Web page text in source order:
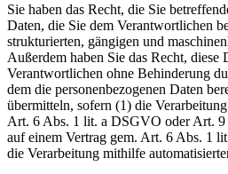
Sie haben das Recht, die Sie
Daten, die Sie dem Verantwortlichen
strukturierten, gängigen und
Außerdem haben Sie das Recht, diese
Verantwortlichen ohne Behinderung
dem die personenbezogenen Daten
übermitteln, sofern (1) die
Art. 6 Abs. 1 lit. a DSGVO oder Art.
auf einem Vertrag gem. Art. 6 Abs. 1
die Verarbeitung mithilfe